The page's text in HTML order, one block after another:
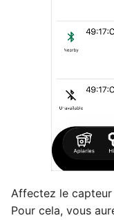
Affectez le capteur
Pour cela, vous